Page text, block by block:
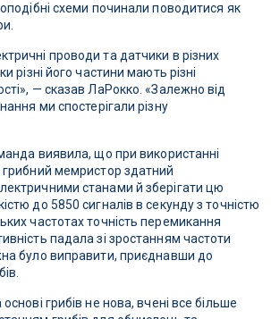
схеми починали поводитися як
проводи та датчики в різних
різні його частини мають різні
— сказав ЛаРокко. «Залежно від
ми спостерігали різну
виявила, що при використанні
грибний мемристор здатний
станами й зберігати цю
до 5850 сигналів в секунду з точністю
частотах точність перемикання
падала зі зростанням частоти
було виправити, приєднавши до
грибів не нова, вчені все більше